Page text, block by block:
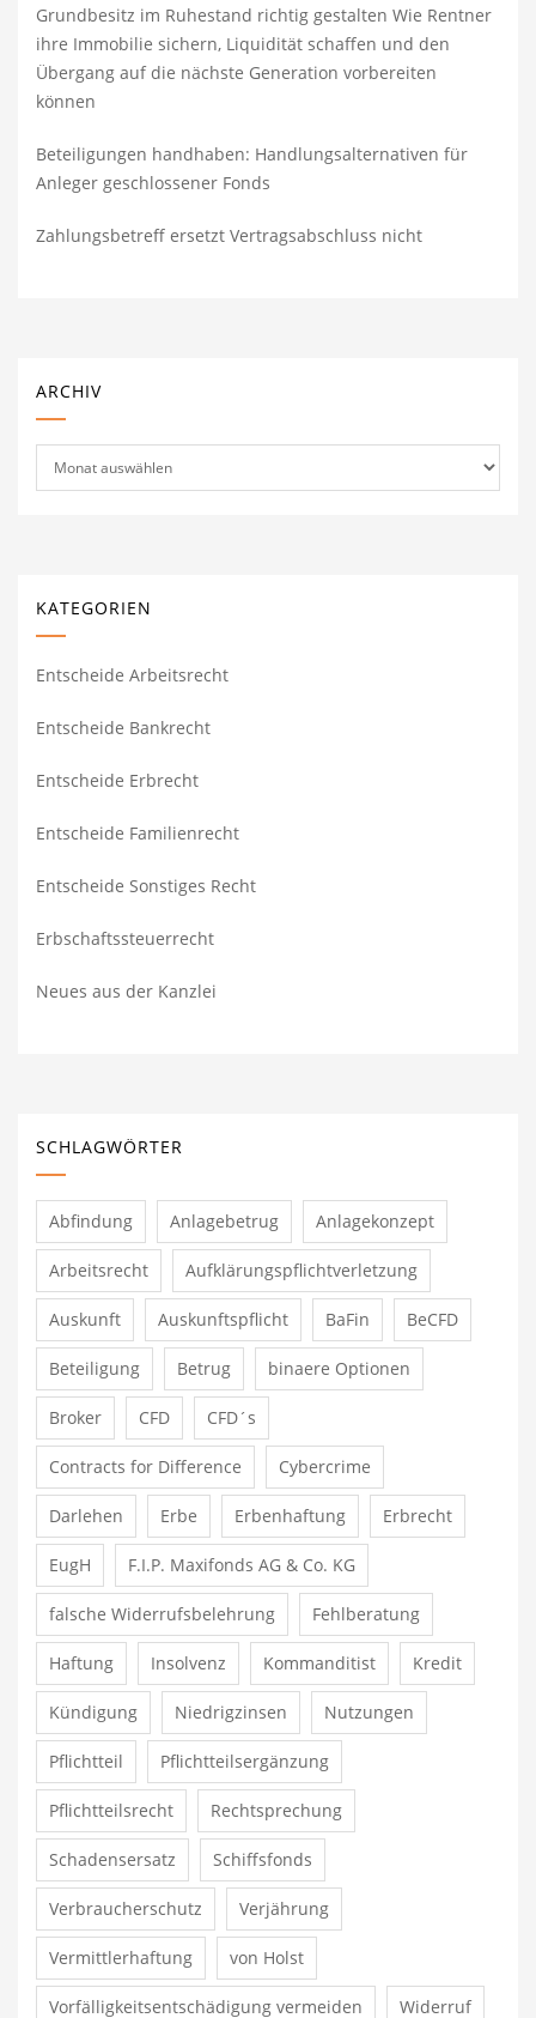
Grundbesitz im Ruhestand richtig gestalten Wie Rentner
ihre Immobilie sichern, Liquidität schaffen und den
Übergang auf die nächste Generation vorbereiten
können
Beteiligungen handhaben: Handlungsalternativen für
Anleger geschlossener Fonds
Zahlungsbetreff ersetzt Vertragsabschluss nicht
ARCHIV
KATEGORIEN
Entscheide Arbeitsrecht
Entscheide Bankrecht
Entscheide Erbrecht
Entscheide Familienrecht
Entscheide Sonstiges Recht
Erbschaftssteuerrecht
Neues aus der Kanzlei
SCHLAGWÖRTER
Abfindung Anlagebetrug Anlagekonzept
Arbeitsrecht Aufklärungspflichtverletzung
Auskunft Auskunftspflicht BaFin BeCFD
Beteiligung Betrug binaere Optionen
Broker CFD CFD´s
Contracts for Difference Cybercrime
Darlehen Erbe Erbenhaftung Erbrecht
EugH F.I.P. Maxifonds AG & Co. KG
falsche Widerrufsbelehrung Fehlberatung
Haftung Insolvenz Kommanditist Kredit
Kündigung Niedrigzinsen Nutzungen
Pflichtteil Pflichtteilsergänzung
Pflichtteilsrecht Rechtsprechung
Schadensersatz Schiffsfonds
Verbraucherschutz Verjährung
Vermittlerhaftung von Holst
Vorfälligkeitsentschädigung vermeiden Widerruf